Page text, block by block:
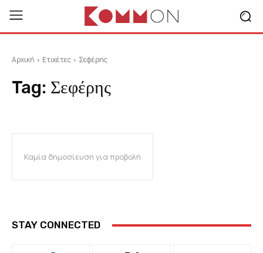
Αρχική Ετικέτες Σεφέρης
Tag: Σεφέρης
Καμία δημοσίευση για προβολή
STAY CONNECTED